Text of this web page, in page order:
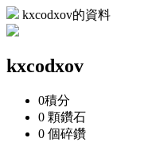
kxcodxov的資料
kxcodxov
0積分
0 顆鑽石
0 個碎鑽